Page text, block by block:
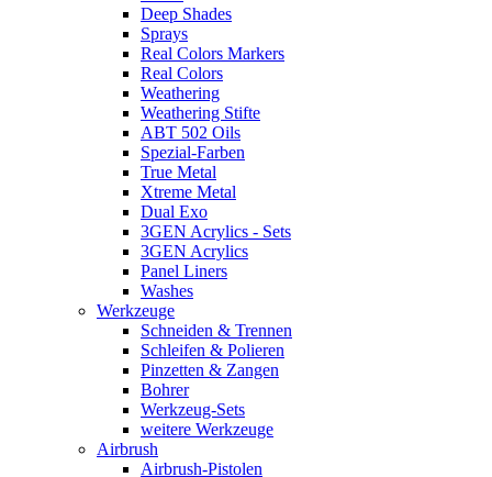
Deep Shades
Sprays
Real Colors Markers
Real Colors
Weathering
Weathering Stifte
ABT 502 Oils
Spezial-Farben
True Metal
Xtreme Metal
Dual Exo
3GEN Acrylics - Sets
3GEN Acrylics
Panel Liners
Washes
Werkzeuge
Schneiden & Trennen
Schleifen & Polieren
Pinzetten & Zangen
Bohrer
Werkzeug-Sets
weitere Werkzeuge
Airbrush
Airbrush-Pistolen